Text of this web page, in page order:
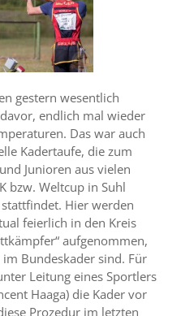
gestern wesentlich
endlich mal wieder
Das war auch
Kadertaufe, die zum
Junioren aus vielen
bzw. Weltcup in Suhl
Hier werden
feierlich in den Kreis
aufgenommen,
Bundeskader sind. Für
Leitung eines Sportlers
Haaga) die Kader vor
Prozedur im letzten